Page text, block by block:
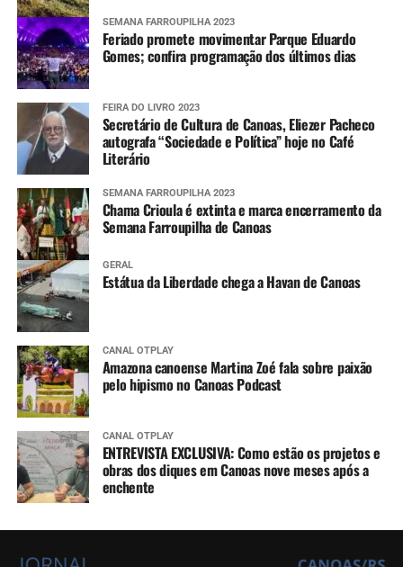
SEMANA FARROUPILHA 2023
Feriado promete movimentar Parque Eduardo
Gomes; confira programação dos últimos dias
FEIRA DO LIVRO 2023
Secretário de Cultura de Canoas, Eliezer Pacheco
autografa “Sociedade e Política” hoje no Café
Literário
SEMANA FARROUPILHA 2023
Chama Crioula é extinta e marca encerramento da
Semana Farroupilha de Canoas
GERAL
Estátua da Liberdade chega a Havan de Canoas
CANAL OTPLAY
Amazona canoense Martina Zoé fala sobre paixão
pelo hipismo no Canoas Podcast
CANAL OTPLAY
ENTREVISTA EXCLUSIVA: Como estão os projetos e
obras dos diques em Canoas nove meses após a
enchente